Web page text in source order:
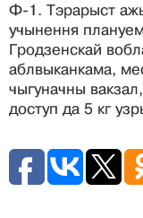
Ф-1. Тэрарыст
учынення
Гродзенскай
аблвыканкама,
чыгуначны
доступ да 5 кг